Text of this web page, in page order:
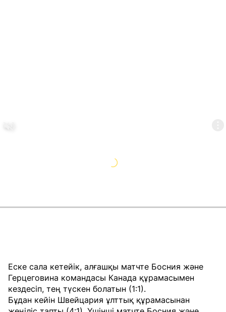
Еске сала кетейік, алғашқы матчте Босния және
Герцеговина командасы Канада құрамасымен
кездесіп, тең түскен болатын (1:1).
Бұдан кейін Швейцария ұлттық құрамасынан